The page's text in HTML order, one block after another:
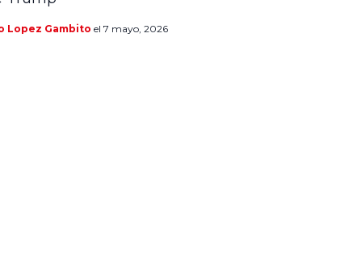
Lopez Gambito el 7 mayo, 2026